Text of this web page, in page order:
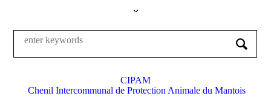
CIPAM
Chenil Intercommunal de Protection Animale du Mantois